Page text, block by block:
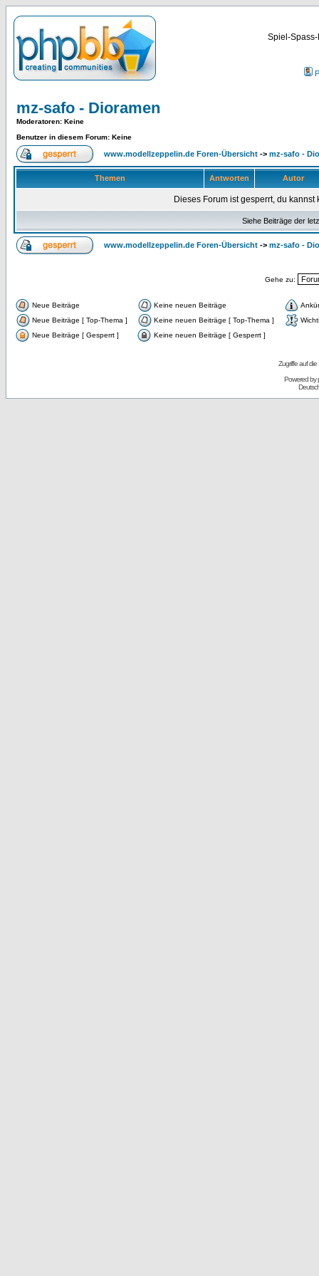
Spiel-
mz-safo - Dioramen
Moderatoren: Keine
Benutzer in diesem Forum: Keine
www.modellzeppelin.de Foren-Übersicht -> mz-safo -
Themen Antworten Autor
Dieses Forum ist gesperrt, du
Siehe Beiträge der
www.modellzeppelin.de Foren-Übersicht -> mz-safo -
Gehe zu:
Neue Beiträge Keine neuen Beiträge
Neue Beiträge [ Top-Thema ]
Keine neuen Beiträge [ Top-Thema ]
Neue Beiträge [ Gesperrt ]
Keine neuen Beiträge [ Gesperrt ]
Zugriffe auf
Powered by